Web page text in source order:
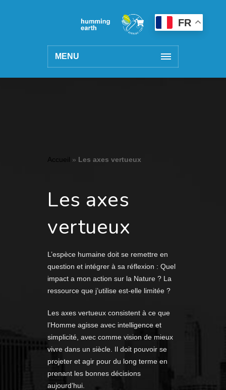
MENU
FR
Accueil » Les axes vertueux
Les axes
vertueux
L’espèce humaine doit se remettre en
question et intégrer à sa réflexion : Quel
impact a mon action sur la Nature ? La
ressource que j’utilise est-elle limitée ?
Les axes vertueux consistent à ce que
l’Homme agisse avec intelligence et
simplicité, avec comme vision de mieux
vivre dans un siècle. Il doit pouvoir se
projeter et agir pour du long terme en
prenant les bonnes décisions
aujourd’hui.